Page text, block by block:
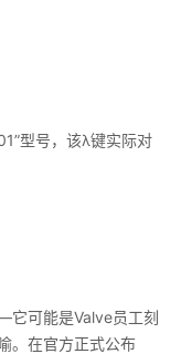
型号，该λ键实际对
可能是Valve员工刻
。在官方正式公布